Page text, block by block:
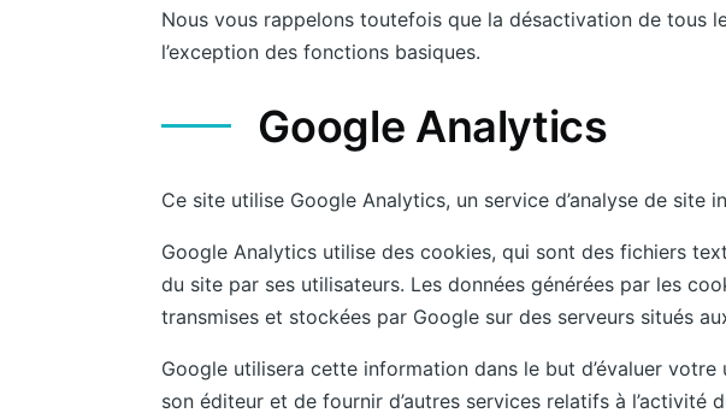
Nous vous rappelons toutefois que la désactivation de tous
l’exception des fonctions basiques.
Google Analytics
Ce site utilise Google Analytics, un service d’analyse de site
Google Analytics utilise des cookies, qui sont des fichiers
du site par ses utilisateurs. Les données générées par les
transmises et stockées par Google sur des serveurs situés
Google utilisera cette information dans le but d’évaluer
son éditeur et de fournir d’autres services relatifs à l’activité